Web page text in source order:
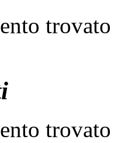
trovato
trovato